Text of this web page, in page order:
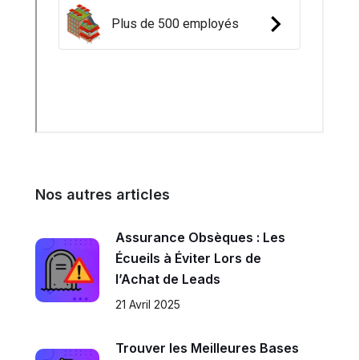
Nos autres articles
21 Avril 2025
Assurance Obsèques : Les
Écueils à Éviter Lors de
l’Achat de Leads
Trouver les Meilleures Bases